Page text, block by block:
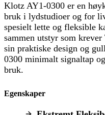
Klotz AY1-0300 er en
bruk i lydstudioer og for
spesielt lette og fleksible
sammen utstyr som
sin praktiske design og
0300 minimalt signaltap
bruk.
Egenskaper